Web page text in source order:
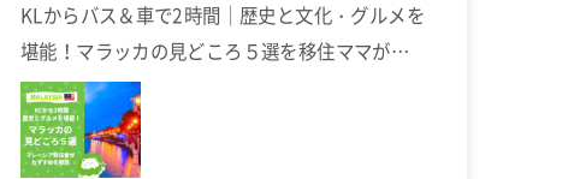
KLからバス＆車で2時間｜歴史と文化・グルメを
堪能！マラッカの見どころ５選を移住ママが解
説